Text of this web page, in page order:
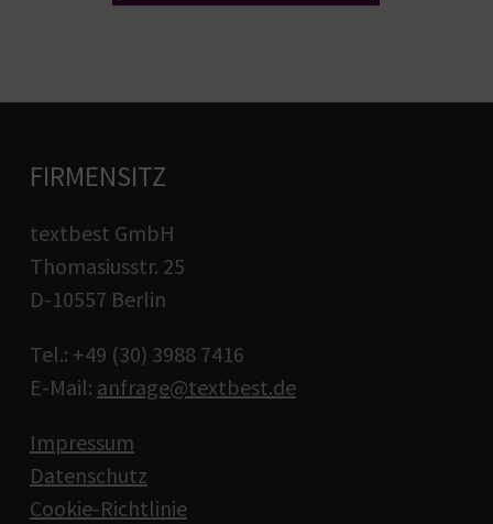
FIRMENSITZ
textbest GmbH
Thomasiusstr. 25
D-10557 Berlin
Tel.: +49 (30) 3988 7416
E-Mail: anfrage@textbest.de
Impressum
Datenschutz
Cookie-Richtlinie